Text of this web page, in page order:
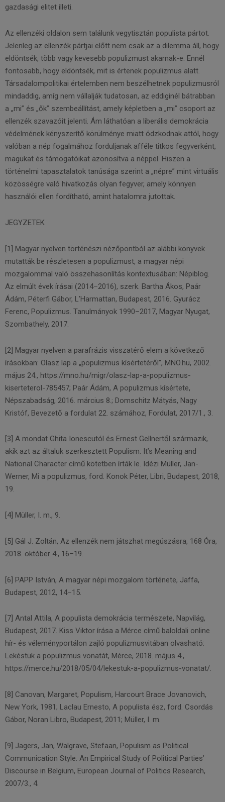
gazdasági elitet illeti.
Az ellenzéki oldalon sem találunk vegytisztán populista pártot.
Jelenleg az ellenzék pártjai előtt nem csak az a dilemma áll, hogy
eldöntsék, több vagy kevesebb populizmust akarnak-e. Ennél
fontosabb, hogy eldöntsék, mit is értenek populizmus alatt.
Társadalompolitikai értelemben nem beszélhetnek populizmusról
mindaddig, amíg nem vállalják tudatosan, az eddiginél bátrabban
a „mi” és „ők” szembeállítást, amely képletben a „mi” csoport az
ellenzék szavazóit jelenti. Ám láthatóan a liberális demokrácia
védelmének kényszerítő körülménye miatt ódzkodnak attól, hogy
valóban a nép fogalmához forduljanak afféle titkos fegyverként,
magukat és támogatóikat azonosítva a néppel. Hiszen a
történelmi tapasztalatok tanúsága szerint a „népre” mint virtuális
közösségre való hivatkozás olyan fegyver, amely könnyen
használói ellen fordítható, amint hatalomra jutottak.
JEGYZETEK
[1] Magyar nyelven történészi nézőpontból az alábbi könyvek
mutatták be részletesen a populizmust, a magyar népi
mozgalommal való összehasonlítás kontextusában: Népiblog.
Az elmúlt évek írásai (2014–2016), szerk. Bartha Ákos, Paár
Ádám, Péterfi Gábor, L’Harmattan, Budapest, 2016. Gyurácz
Ferenc, Populizmus. Tanulmányok 1990–2017, Magyar Nyugat,
Szombathely, 2017.
[2] Magyar nyelven a parafrázis visszatérő elem a következő
írásokban: Olasz lap a „populizmus kísértetéről”, MNO.hu, 2002.
május 24., https://mno.hu/migr/olasz-lap-a-populizmus-
kiserteterol-785457; Paár Ádám, A populizmus kísértete,
Népszabadság, 2016. március 8.; Domschitz Mátyás, Nagy
Kristóf, Bevezető a fordulat 22. számához, Fordulat, 2017/1., 3.
[3] A mondat Ghita Ionescutól és Ernest Gellnertől származik,
akik azt az általuk szerkesztett Populism: It’s Meaning and
National Character című kötetben írták le. Idézi Müller, Jan-
Werner, Mi a populizmus, ford. Konok Péter, Libri, Budapest, 2018,
19.
[4] Müller, I. m., 9.
[5] Gál J. Zoltán, Az ellenzék nem játszhat megúszásra, 168 Óra,
2018. október 4., 16–19.
[6] PAPP István, A magyar népi mozgalom története, Jaffa,
Budapest, 2012, 14–15.
[7] Antal Attila, A populista demokrácia természete, Napvilág,
Budapest, 2017. Kiss Viktor írása a Mérce című baloldali online
hír- és véleményportálon zajló populizmusvitában olvasható:
Lekéstük a populizmus vonatát, Mérce, 2018. május 4.,
https://merce.hu/2018/05/04/lekestuk-a-populizmus-vonatat/.
[8] Canovan, Margaret, Populism, Harcourt Brace Jovanovich,
New York, 1981; Laclau Ernesto, A populista ész, ford. Csordás
Gábor, Noran Libro, Budapest, 2011; Müller, I. m.
[9] Jagers, Jan, Walgrave, Stefaan, Populism as Political
Communication Style. An Empirical Study of Political Parties’
Discourse in Belgium, European Journal of Politics Research,
2007/3., 4.